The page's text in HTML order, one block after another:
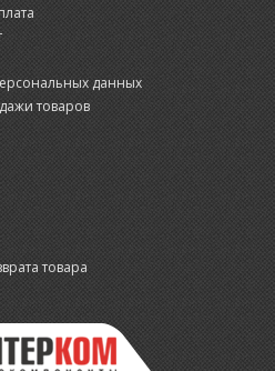
данных
товаров
товара